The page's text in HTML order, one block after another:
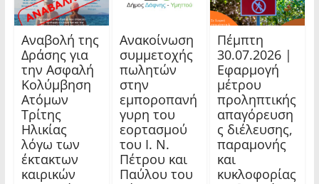
Αναβολή της
Δράσης για
την Ασφαλή
Κολύμβηση
Ατόμων
Τρίτης
Ηλικίας
λόγω των
έκτακτων
καιρικών
Ανακοίνωση
συμμετοχής
πωλητών
στην
εμποροπανή
γυρη του
εορτασμού
του Ι. Ν.
Πέτρου και
Παύλου του
Πέμπτη
30.07.2026 |
Εφαρμογή
μέτρου
προληπτικής
απαγόρευση
ς διέλευσης,
παραμονής
και
κυκλοφορίας